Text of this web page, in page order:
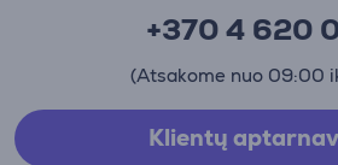
+370 4 620
(Atsakome nuo 09:00
Klientų